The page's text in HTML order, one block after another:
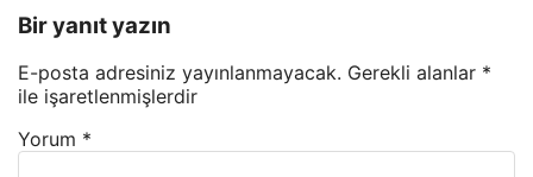
Bir yanıt yazın
E-posta adresiniz yayınlanmayacak. Gerekli alanlar *
ile işaretlenmişlerdir
Yorum *